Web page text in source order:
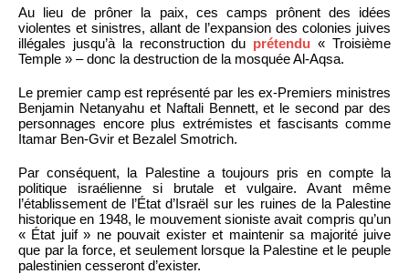
Au lieu de prôner la paix, ces camps prônent des idées
violentes et sinistres, allant de l’expansion des colonies juives
illégales jusqu’à la reconstruction du prétendu « Troisième
Temple » – donc la destruction de la mosquée Al-Aqsa.
Le premier camp est représenté par les ex-Premiers ministres
Benjamin Netanyahu et Naftali Bennett, et le second par des
personnages encore plus extrémistes et fascisants comme
Itamar Ben-Gvir et Bezalel Smotrich.
Par conséquent, la Palestine a toujours pris en compte la
politique israélienne si brutale et vulgaire. Avant même
l’établissement de l’État d’Israël sur les ruines de la Palestine
historique en 1948, le mouvement sioniste avait compris qu’un
« État juif » ne pouvait exister et maintenir sa majorité juive
que par la force, et seulement lorsque la Palestine et le peuple
palestinien cesseront d’exister.